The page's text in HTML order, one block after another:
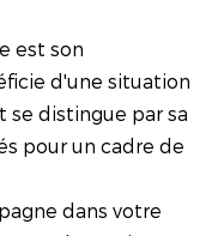
est son
d'une situation
se distingue par sa
pour un cadre de
dans votre